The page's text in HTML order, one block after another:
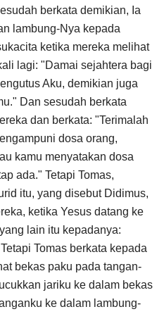
berkata demikian, Ia
lambung-Nya kepada
ketika mereka melihat
lagi: "Damai sejahtera bagi
Aku, demikian juga
Dan sesudah berkata
dan berkata: "Terimalah
dosa orang,
kamu menyatakan dosa
ada." Tetapi Tomas,
itu, yang disebut Didimus,
ketika Yesus datang ke
lain itu kepadanya:
Tomas berkata kepada
bekas paku pada tangan-
jariku ke dalam bekas
ke dalam lambung-